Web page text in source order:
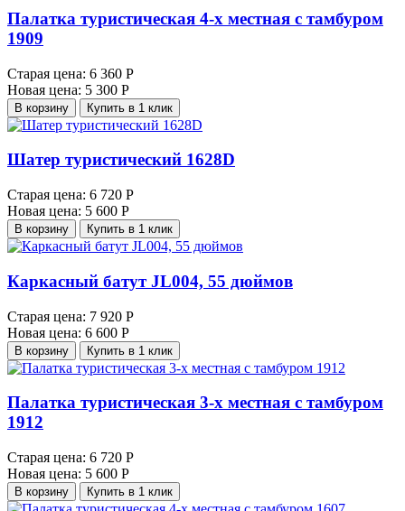
Палатка туристическая 4-х местная с тамбуром
1909
Старая цена: 6 360 Р
Новая цена: 5 300 Р
В корзину Купить в 1 клик
Шатер туристический 1628D
Старая цена: 6 720 Р
Новая цена: 5 600 Р
В корзину Купить в 1 клик
Каркасный батут JL004, 55 дюймов
Старая цена: 7 920 Р
Новая цена: 6 600 Р
В корзину Купить в 1 клик
Палатка туристическая 3-х местная с тамбуром
1912
Старая цена: 6 720 Р
Новая цена: 5 600 Р
В корзину Купить в 1 клик